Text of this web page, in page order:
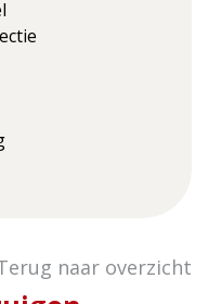
naar overzicht